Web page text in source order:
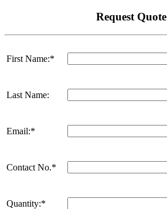
Request Quote
First Name:*
Last Name:
Email:*
Contact No.*
Quantity:*